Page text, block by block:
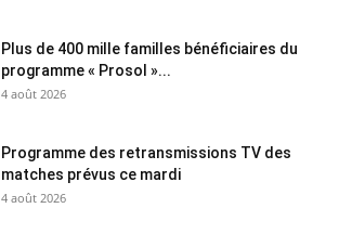
Plus de 400 mille familles bénéficiaires du
programme « Prosol »...
4 août 2026
Programme des retransmissions TV des
matches prévus ce mardi
4 août 2026